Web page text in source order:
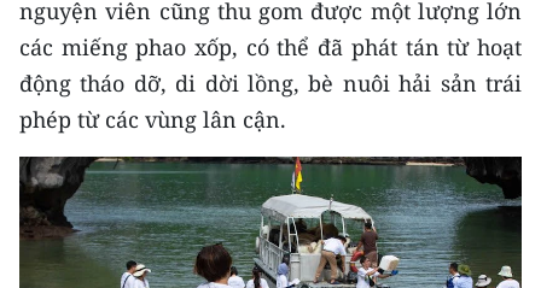
CHUYÊN ĐỀ
CÁC CHUYÊN TRANG
VỀ BÁO NHÂN DÂN
THỜI NAY
nguyện viên cũng thu gom được một lượng lớn
các miếng phao xốp, có thể đã phát tán từ hoạt
động tháo dỡ, di dời lồng, bè nuôi hải sản trái
phép từ các vùng lân cận.